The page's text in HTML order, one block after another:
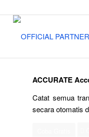
ACCURATE
Catat semua
secara otomatis